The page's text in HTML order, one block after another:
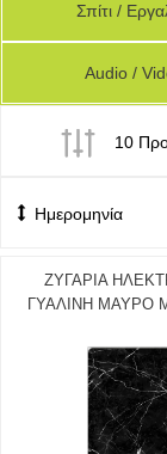
Σπίτι /
Audio /
10
Ημερομηνία
ΖΥΓΑΡΙΑ
ΓΥΑΛΙΝΗ ΜΑΥΡΟ
66428